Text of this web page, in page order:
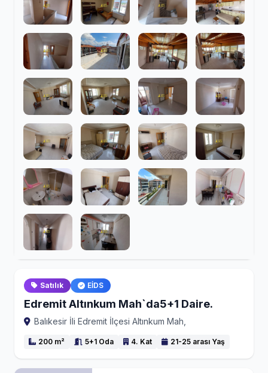
Satılık EİDS
Edremit Altınkum Mah`da5+1 Daire.
Balıkesir İli Edremit İlçesi Altınkum Mah,
200 m² 5+1 Oda 4. Kat 21-25 arası Yaş